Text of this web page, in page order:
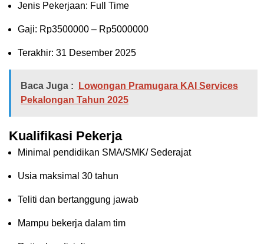
Jenis Pekerjaan: Full Time
Gaji: Rp3500000 – Rp5000000
Terakhir: 31 Desember 2025
Baca Juga :
Lowongan Pramugara KAI Services
Pekalongan Tahun 2025
Kualifikasi Pekerja
Minimal pendidikan SMA/SMK/ Sederajat
Usia maksimal 30 tahun
Teliti dan bertanggung jawab
Mampu bekerja dalam tim